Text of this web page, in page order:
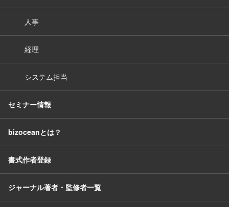
人事
経理
システム担当
セミナー情報
bizoceanとは？
書式作者登録
ジャーナル著者・監修者一覧